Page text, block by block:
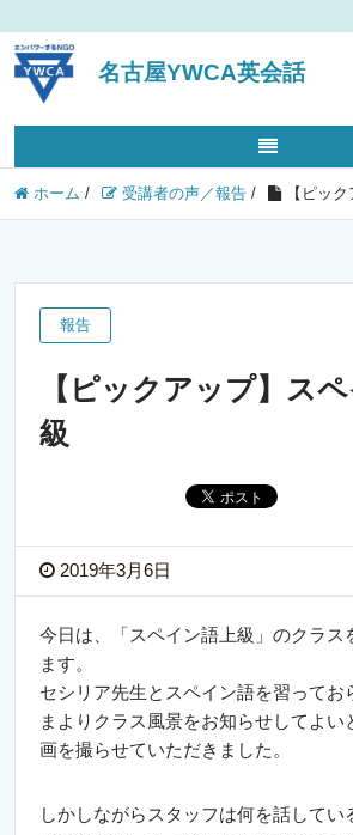
名古屋YWCA英会話
ホーム / 受講者の声／報告 / 【ピッ
報告
【ピックアップ】ス
級
2019年3月6日
今日は、「スペイン語上級」のクラス
ます。
セシリア先生とスペイン語を習ってお
まよりクラス風景をお知らせしてよい
画を撮らせていただきました。
しかしながらスタッフは何を話してい